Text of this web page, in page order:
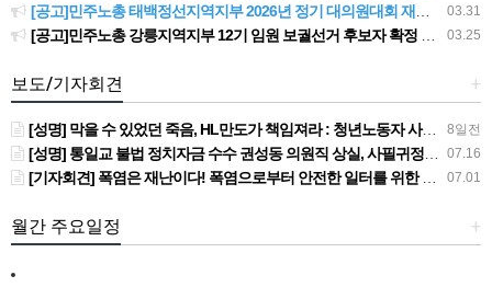
03.31
[공고]민주노총 태백정선지역지부 2026년 정기 대의원대회 재소집 건
03.25
[공고]민주노총 강릉지역지부 12기 임원 보궐선거 후보자 확정 공고
+
보도/기자회견
8일전
[성명] 막을 수 있었던 죽음, HL만도가 책임져라 : 청년노동자 사망사고의 철저한 진상규명과 재발방지 대책 마련하라
07.16
[성명] 통일교 불법 정치자금 수수 권성동 의원직 상실, 사필귀정이다
07.01
[기자회견] 폭염은 재난이다! 폭염으로부터 안전한 일터를 위한 민주노총 강원지역본부 폭염감시단 선포 기자회견
+
월간 주요일정